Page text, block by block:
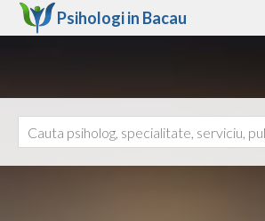
Psihologi in Bacau
Ajutor